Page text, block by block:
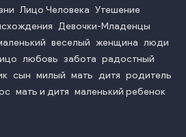
Лицо Человека Утешение
Девочки-Младенцы
веселый женщина люди
любовь забота радостный
сын милый мать дитя родитель
мать и дитя маленький ребенок